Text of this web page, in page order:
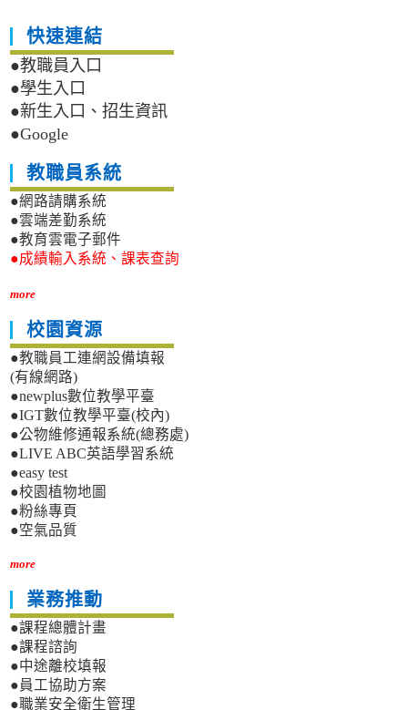
快速連結
●教職員入口
●學生入口
●新生入口、招生資訊
●Google
教職員系統
●網路請購系統
●雲端差勤系統
●教育雲電子郵件
●成績輸入系統、課表查詢
more
校園資源
●教職員工連網設備填報
(有線網路)
●newplus數位教學平臺
●IGT數位教學平臺(校內)
●公物維修通報系統(總務處)
●LIVE ABC英語學習系統
●easy test
●校園植物地圖
●粉絲專頁
●空氣品質
more
業務推動
●課程總體計畫
●課程諮詢
●中途離校填報
●員工協助方案
●職業安全衛生管理